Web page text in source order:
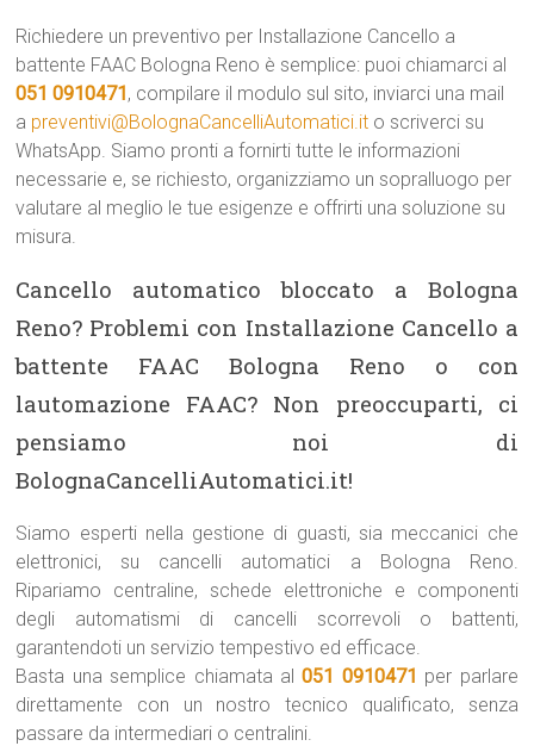
Richiedere un preventivo per Installazione Cancello a
battente FAAC Bologna Reno è semplice: puoi chiamarci al
051 0910471, compilare il modulo sul sito, inviarci una mail
a preventivi@BolognaCancelliAutomatici.it o scriverci su
WhatsApp. Siamo pronti a fornirti tutte le informazioni
necessarie e, se richiesto, organizziamo un sopralluogo per
valutare al meglio le tue esigenze e offrirti una soluzione su
misura.
Cancello automatico bloccato a Bologna
Reno? Problemi con Installazione Cancello a
battente FAAC Bologna Reno o con
lautomazione FAAC? Non preoccuparti, ci
pensiamo noi di
BolognaCancelliAutomatici.it!
Siamo esperti nella gestione di guasti, sia meccanici che
elettronici, su cancelli automatici a Bologna Reno.
Ripariamo centraline, schede elettroniche e componenti
degli automatismi di cancelli scorrevoli o battenti,
garantendoti un servizio tempestivo ed efficace.
Basta una semplice chiamata al051 0910471 per parlare
direttamente con un nostro tecnico qualificato, senza
passare da intermediari o centralini.